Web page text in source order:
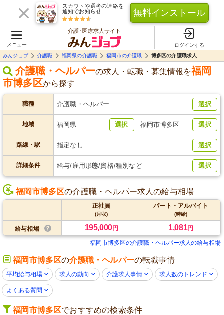
スカウトや選考の連絡を
通知でお知らせ
無料インストール
メニュー
介護･医療求人サイト
ログインする
みんジョブ
介護職 福岡県の介護職 福岡市の介護職 博多区の介護職求人
介護職・ヘルパーの求人・転職・募集情報を福岡
市博多区から探す
職種 介護職・ヘルパー 選択
地域 福岡県 選択 福岡市博多区 選択
路線・駅 指定なし 選択
詳細条件 給与/雇用形態/資格/種別など 選択
福岡市博多区の介護職・ヘルパー求人の給与相場
正社員
(月収)
パート・アルバイト
(時給)
給与相場 195,000円 1,081円
福岡市博多区の介護職・ヘルパー求人の給与相場
福岡市博多区の介護職・ヘルパーの転職事情
平均給与相場 求人の動向 介護求人事情 求人数のトレンド
よくある質問
福岡市博多区でおすすめの検索条件